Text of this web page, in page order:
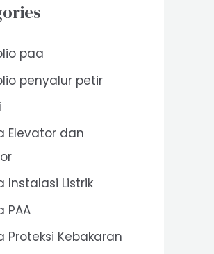
paa
penyalur petir
Elevator dan
Instalasi Listrik
PAA
Proteksi Kebakaran